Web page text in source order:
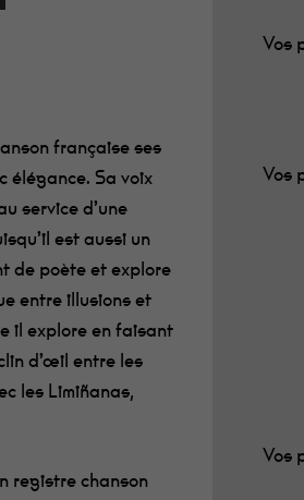
française ses
élégance. Sa voix
service d’une
est aussi un
de poète et explore
entre illusions et
il explore en faisant
d’œil entre les
les Limiñanas,
registre chanson
Vos
Vos
Vos